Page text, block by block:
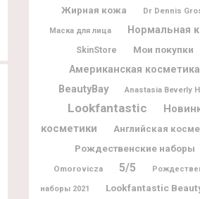
Жирная кожа Dr Dennis
Маска для лица Нормальная
SkinStore
Мои покупки
Американская косметика
BeautyBay Anastasia Beverly
Lookfantastic
косметики
Английская
Рождественские наборы
Omorovicza 5/5
наборы 2021 Lookfantastic